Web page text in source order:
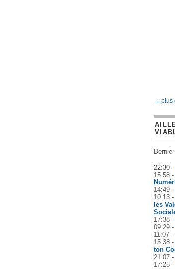
→ plus
22:30 -
15:58 -
14:49 -
10:13 -
les
17:38 -
09:29 -
11:07 -
15:38 -
ton
21:07 -
17:25 -